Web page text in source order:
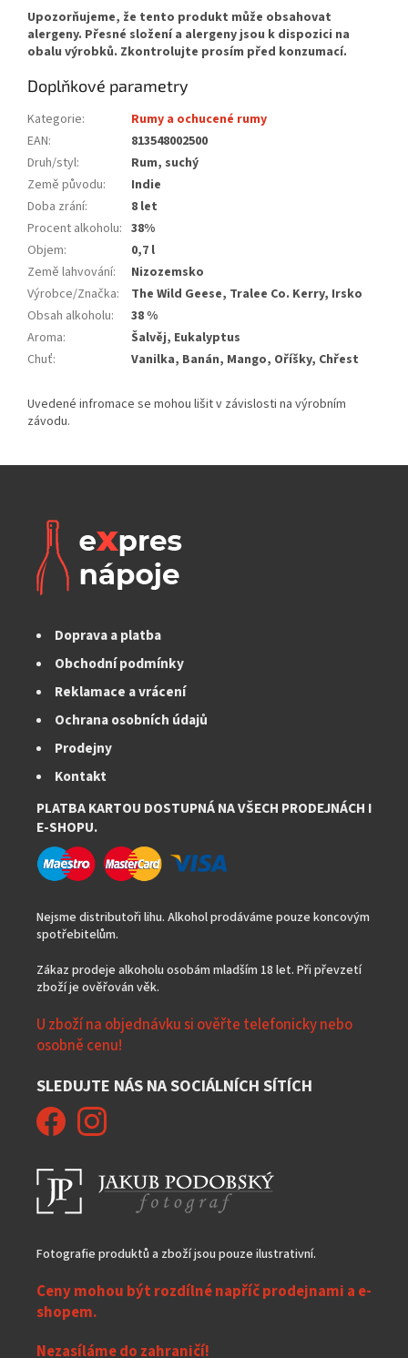
Doplňkové parametry
Kategorie:
Rumy a ochucené rumy
EAN:
813548002500
Druh/styl:
Rum, suchý
Země původu:
Indie
Doba zrání:
8 let
Procent alkoholu: 38%
Objem:
0,7 l
Země lahvování:
Nizozemsko
Výrobce/Značka:
The Wild Geese, Tralee Co. Kerry, Irsko
Obsah alkoholu:
38 %
Aroma:
Šalvěj, Eukalyptus
Chuť: Vanilka, Banán, Mango, Oříšky, Chřest
Doprava a platba
Obchodní podmínky
Reklamace a vrácení
Ochrana osobních údajů
Prodejny
Kontakt
PLATBA KARTOU DOSTUPNÁ NA VŠECH PRODEJNÁCH I
E-SHOPU.
Nejsme distributoři lihu. Alkohol prodáváme pouze koncovým
spotřebitelům.
Zákaz prodeje alkoholu osobám mladším 18 let. Při převzetí
zboží je ověřován věk.
U zboží na objednávku si ověřte telefonicky nebo
osobně cenu!
SLEDUJTE NÁS NA SOCIÁLNÍCH SÍTÍCH
Fotografie produktů a zboží jsou pouze ilustrativní.
Ceny mohou být rozdílné napříč prodejnami a e-
shopem.
Nezasíláme do zahraničí!